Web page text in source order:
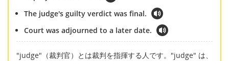
The judge's guilty verdict was final.
Court was adjourned to a later date.
"judge"（裁判官）とは裁判を指揮する人です。"judge" は、